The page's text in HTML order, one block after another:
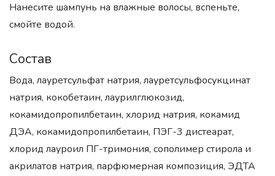
Нанесите шампунь на влажные волосы, вспеньте,
смойте водой.
Состав
Вода, лауретсульфат натрия, лауретсульфосукцинат
натрия, кокобетаин, лаурилглюкозид,
кокамидопропилбетаин, хлорид натрия, кокамид
ДЭА, кокамидопропилбетаин, ПЭГ-3 дистеарат,
хлорид лауроил ПГ-тримония, сополимер стирола и
акрилатов натрия, парфюмерная композиция, ЭДТА